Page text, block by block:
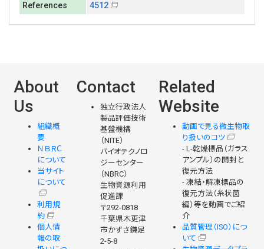
References
4512
About
Us
組織概
要
ＮＢＲＣ
について
当サイト
について
利用規
約
個人情
報の取
Contact
独立行政法人
製品評価技術
基盤機構
（NITE）
バイオテクノロ
ジーセンター
（NBRC）
生物資源利用
促進課
〒292-0818
千葉県木更津
市かずさ鎌足
2-5-8
Related
Website
動画で見る微生物取
り扱いのコツ
- L-乾燥標品（ガラス
アンプル）の開封と
復元方法
- 凍結・解凍標品の
復元方法（糸状菌
編）等を動画でご紹
介
品質管理（ISO）につ
いて